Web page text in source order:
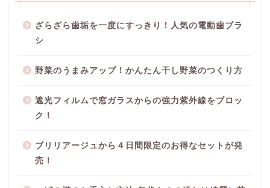
ざらざら歯垢を一度にすっきり！人気の電動歯ブラ
シ
野菜のうまみアップ！かんたん干し野菜のつくり方
遮光フィルムで窓ガラスからの強力紫外線をブロッ
ク！
ブリリアージュから４日間限定のお得なセットが発
売！